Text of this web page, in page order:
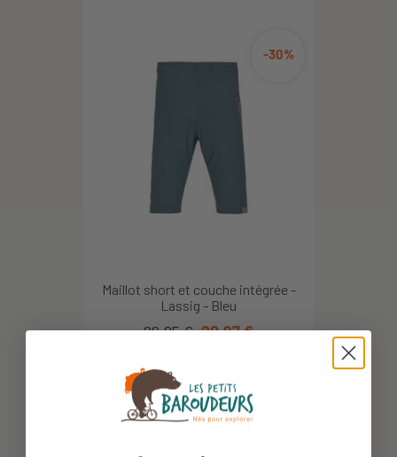
Maillot short et couche intégrée -
Lassig - Bleu
-30%
29,95 € 20,97 €